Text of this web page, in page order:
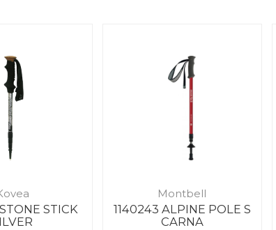
STICK
Montbell
1140243 ALPINE POLE S
CARNA